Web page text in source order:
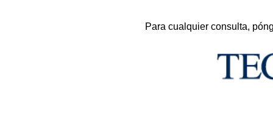
Para cualquier consulta,